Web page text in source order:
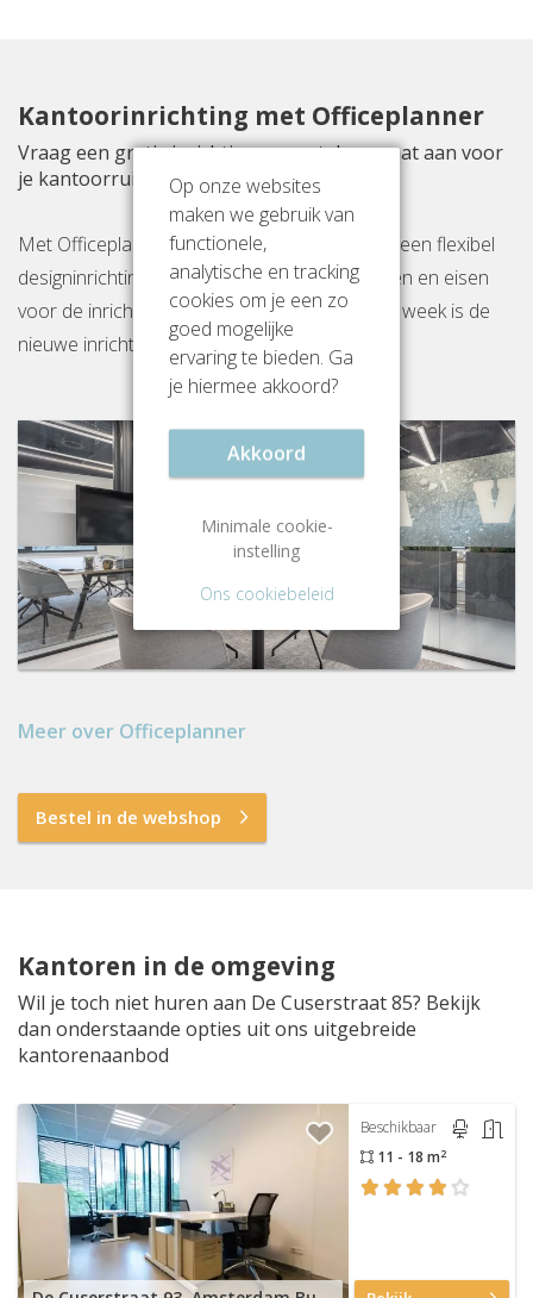
Kantoorinrichting met Officeplanner
Vraag een gratis inrichtingsvoorstel op maat aan voor
je kantoorruimte aan De Cuserstraat 85
Met Officeplanner huur, huurkoop of koop je een flexibel
designinrichtingspakket op basis van je wensen en eisen
voor de inrichting van jouw kantoor. Binnen 1 week is de
nieuwe inrichting gereed op locatie.
Meer over Officeplanner
Bestel in de webshop
Kantoren in de omgeving
Wil je toch niet huren aan De Cuserstraat 85? Bekijk
dan onderstaande opties uit ons uitgebreide
kantorenaanbod
Beschikbaar
11 - 18 m2
Op onze websites
maken we gebruik van
functionele,
analytische en tracking
cookies om je een zo
goed mogelijke
ervaring te bieden. Ga
je hiermee akkoord?
Akkoord
Minimale cookie-
instelling
Ons cookiebeleid